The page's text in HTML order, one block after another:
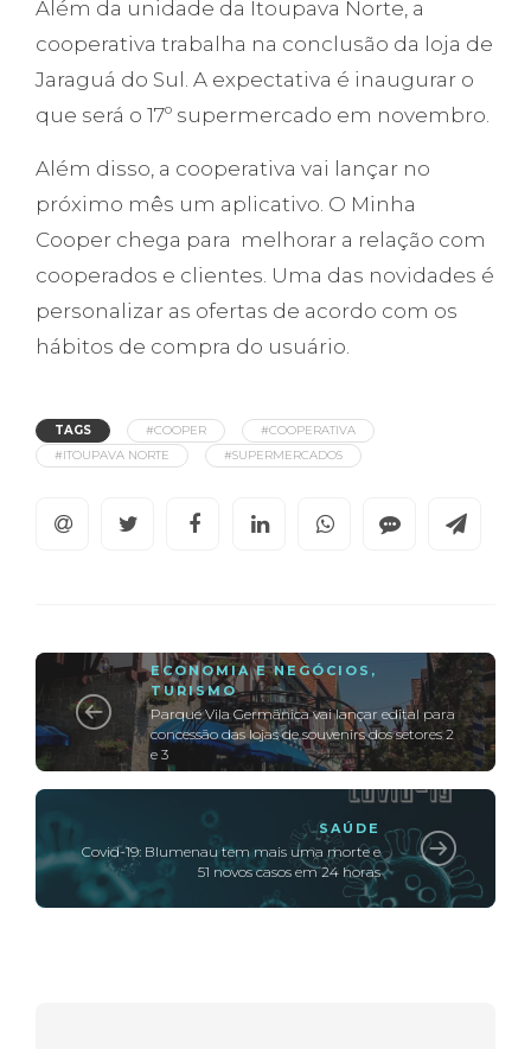
Além da unidade da Itoupava Norte, a
cooperativa trabalha na conclusão da loja de
Jaraguá do Sul. A expectativa é inaugurar o
que será o 17º supermercado em novembro.
Além disso, a cooperativa vai lançar no
próximo mês um aplicativo. O Minha
Cooper chega para melhorar a relação com
cooperados e clientes. Uma das novidades é
personalizar as ofertas de acordo com os
hábitos de compra do usuário.
TAGS #COOPER
#COOPERATIVA
#ITOUPAVA NORTE
#SUPERMERCADOS
ECONOMIA E NEGÓCIOS ,
TURISMO
Parque Vila Germânica vai lançar edital para
concessão das lojas de souvenirs dos setores 2
e 3
SAÚDE
Covid-19: Blumenau tem mais uma morte e
51 novos casos em 24 horas